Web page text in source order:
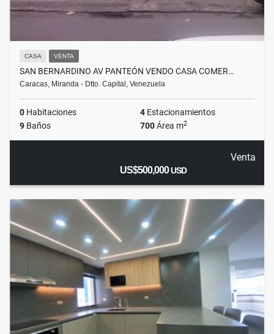
CASA VENTA
SAN BERNARDINO AV PANTEÓN VENDO CASA COMER…
Caracas, Miranda - Dtto. Capital, Venezuela
0 Habitaciones 4 Estacionamientos
9 Baños 700Área m2
Venta
US$500,000USD